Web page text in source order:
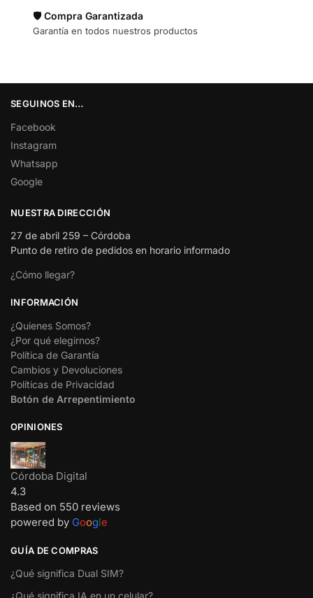
🛡️ Compra Garantizada
Garantía en todos nuestros productos
SEGUINOS EN…
Facebook
Instagram
Whatsapp
Google
NUESTRA DIRECCIÓN
27 de abril 259 – Córdoba
Punto de retiro de pedidos en horario informado
¿Cómo llegar?
INFORMACIÓN
¿Quienes Somos?
¿Por qué elegirnos?
Política de Garantía
Cambios y Devoluciones
Políticas de Privacidad
Botón de Arrepentimiento
OPINIONES
Córdoba Digital
4.3
Based on 550 reviews
powered by Google
GUÍA DE COMPRAS
¿Qué significa Dual SIM?